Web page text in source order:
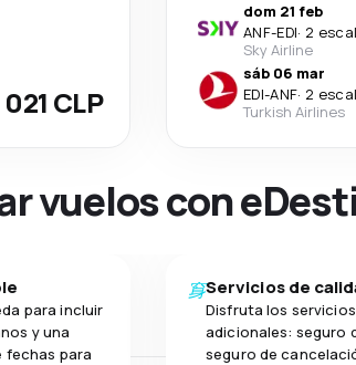
021 CLP
dom 21 feb
ANF-EDI· 2
Sky Airline
sáb 06 mar
EDI-ANF· 2
Turkish Airlines
vuelos con
para incluir
y una
fechas para
Servicios de
Disfruta los servicios
adicionales: seguro
seguro de